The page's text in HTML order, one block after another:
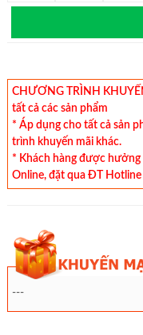
CHƯƠNG TRÌNH
tất cả các sản phẩm
* Áp dụng cho tất cả sản
trình khuyến mãi khác.
* Khách hàng được
Online, đặt qua ĐT
---